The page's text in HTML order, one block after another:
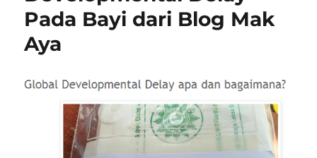
Pada Bayi dari Blog Mak
Aya